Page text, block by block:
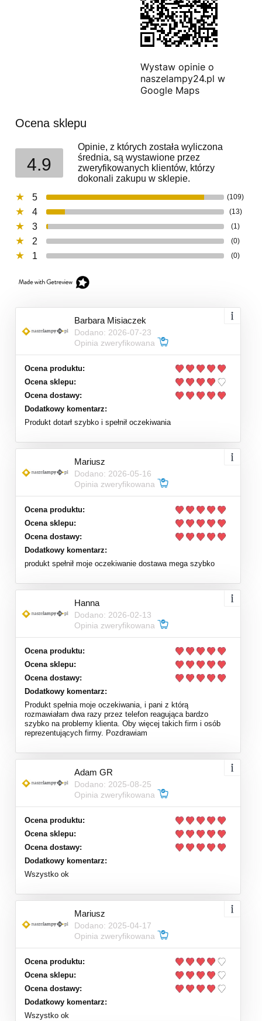
Wystaw opinie o
naszelampy24.pl w
Google Maps
Ocena sklepu
4.9
Opinie, z których została wyliczona
średnia, są wystawione przez
zweryfikowanych klientów, którzy
dokonali zakupu w sklepie.
5
(109)
4 (13)
3 (1)
2 (0)
1 (0)
Barbara Misiaczek
Dodano: 2026-07-23
Opinia zweryfikowana
Ocena produktu:
Ocena sklepu:
Ocena dostawy:
Dodatkowy komentarz:
Produkt dotarł szybko i spełnił oczekiwania
Mariusz
Dodano: 2026-05-16
Opinia zweryfikowana
Ocena produktu:
Ocena sklepu:
Ocena dostawy:
Dodatkowy komentarz:
produkt spełnił moje oczekiwanie dostawa mega szybko
Hanna
Dodano: 2026-02-13
Opinia zweryfikowana
Ocena produktu:
Ocena sklepu:
Ocena dostawy:
Dodatkowy komentarz:
Produkt spełnia moje oczekiwania, i pani z którą
rozmawiałam dwa razy przez telefon reagująca bardzo
szybko na problemy klienta. Oby więcej takich firm i osób
reprezentujących firmy. Pozdrawiam
Adam GR
Dodano: 2025-08-25
Opinia zweryfikowana
Ocena produktu:
Ocena sklepu:
Ocena dostawy:
Dodatkowy komentarz:
Wszystko ok
Mariusz
Dodano: 2025-04-17
Opinia zweryfikowana
Ocena produktu:
Ocena sklepu:
Ocena dostawy:
Dodatkowy komentarz:
Wszystko ok